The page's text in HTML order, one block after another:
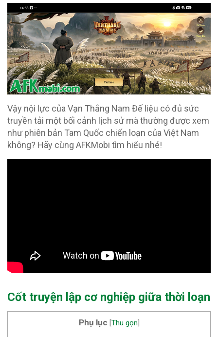
Vậy nội lực của Vạn Thắng Nam Đế liệu có đủ sức
truyền tải một bối cảnh lịch sử mà thường được xem
như phiên bản Tam Quốc chiến loạn của Việt Nam
không? Hãy cùng AFKMobi tìm hiểu nhé!
Cốt truyện lập cơ nghiệp giữa thời loạn
Phụ lục [Thu gọn]